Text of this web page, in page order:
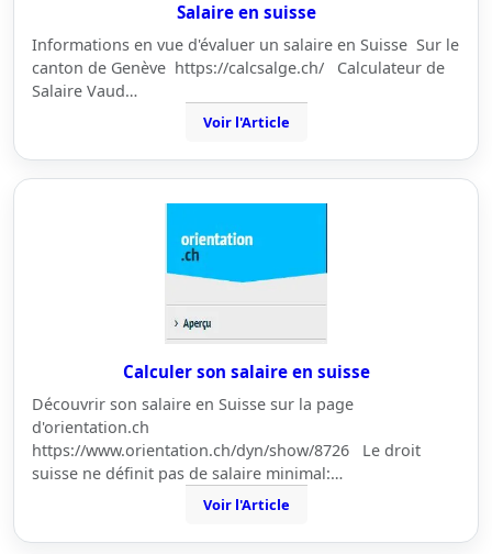
Salaire en suisse
Informations en vue d'évaluer un salaire en Suisse Sur le
canton de Genève https://calcsalge.ch/ Calculateur de
Salaire Vaud…
Voir l'Article
Calculer son salaire en suisse
Découvrir son salaire en Suisse sur la page
d'orientation.ch
https://www.orientation.ch/dyn/show/8726 Le droit
suisse ne définit pas de salaire minimal:…
Voir l'Article